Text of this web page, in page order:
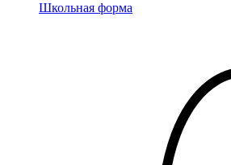
Школьная форма